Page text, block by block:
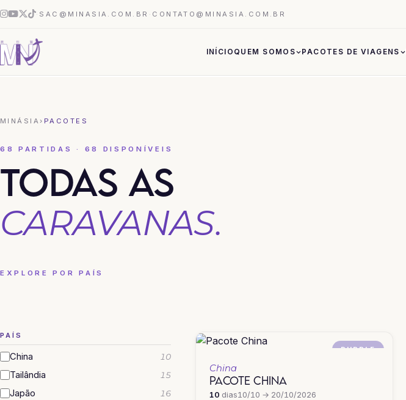
· SAC@MINASIA.COM.BR · CONTATO@MINASIA.COM.BR
INÍCIO QUEM SOMOS PACOTES DE VIAGENS
MINÁSIA› PACOTES
68 PARTIDAS · 68 DISPONÍVEIS
TODAS AS
CARAVANAS.
EXPLORE POR PAÍS
CHINA
PAÍS
China 10
Tailândia 15
Japão 16
PURPLE
China
PACOTE CHINA
10 dias10/10 → 20/10/2026